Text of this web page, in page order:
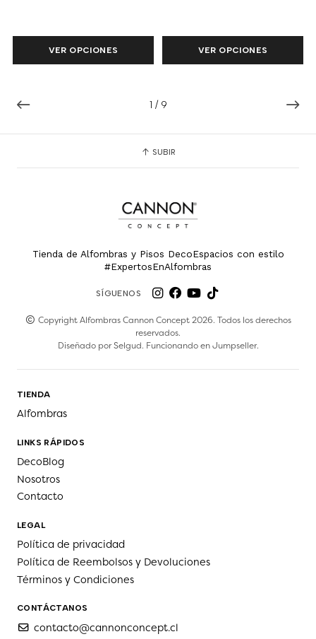
1 / 9
VER OPCIONES VER OPCIONES
SUBIR
Tienda de Alfombras y Pisos DecoEspacios con estilo
#ExpertosEnAlfombras
SÍGUENOS
Copyright Alfombras Cannon Concept 2026. Todos los derechos
reservados.
Diseñado porSelgud. Funcionando enJumpseller.
TIENDA
Alfombras
LINKS RÁPIDOS
DecoBlog
Nosotros
Contacto
LEGAL
Política de privacidad
Política de Reembolsos y Devoluciones
Términos y Condiciones
CONTÁCTANOS
contacto@cannonconcept.cl